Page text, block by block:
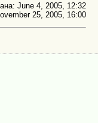
June 4, 2005, 12:32
25, 2005, 16:00